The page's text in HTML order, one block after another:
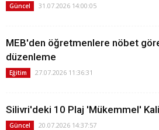
Güncel 31.07.2026 14:00:05
MEB'den öğretmenlere nöbet
düzenleme
Eğitim 27.07.2026 11:36:31
Silivri'deki 10 Plaj 'Mükemmel'
Güncel 20.07.2026 14:37:57